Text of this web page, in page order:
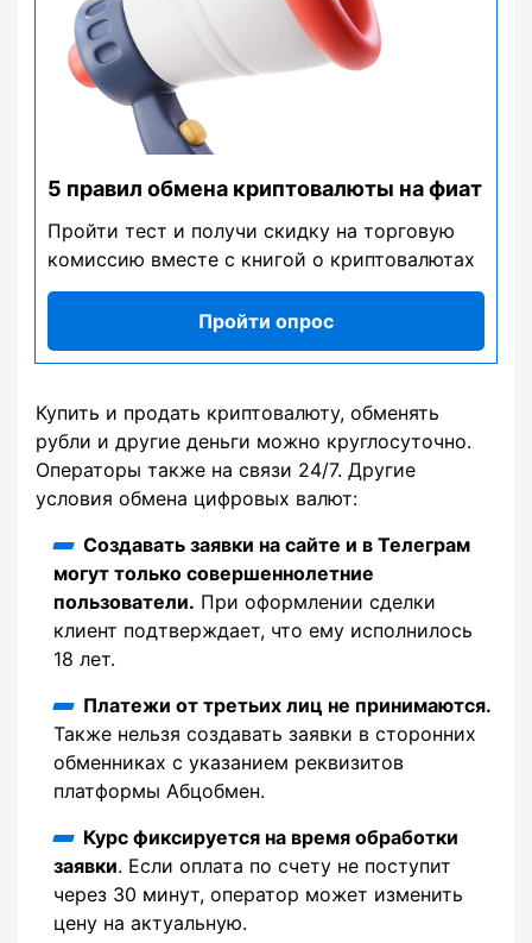
5 правил обмена криптовалюты на фиат
Пройти тест и получи скидку на торговую
комиссию вместе с книгой о криптовалютах
Пройти опрос
Купить и продать криптовалюту, обменять
рубли и другие деньги можно круглосуточно.
Операторы также на связи 24/7. Другие
условия обмена цифровых валют:
Создавать заявки на сайте и в Телеграм
могут только совершеннолетние
пользователи. При оформлении сделки
клиент подтверждает, что ему исполнилось
18 лет.
Платежи от третьих лиц не принимаются.
Также нельзя создавать заявки в сторонних
обменниках с указанием реквизитов
платформы Абцобмен.
Курс фиксируется на время обработки
заявки. Если оплата по счету не поступит
через 30 минут, оператор может изменить
цену на актуальную.